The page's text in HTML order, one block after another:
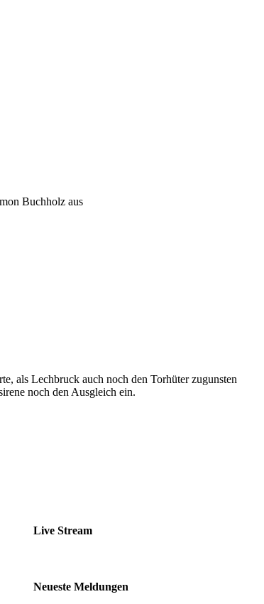
Buchholz aus
als Lechbruck auch noch den Torhüter zugunsten
noch den Ausgleich ein.
Live Stream
Neueste Meldungen